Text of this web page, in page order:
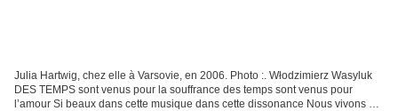
Julia Hartwig, chez elle à Varsovie, en 2006. Photo :. Włodzimierz Wasyluk
DES TEMPS sont venus pour la souffrance des temps sont venus pour
l’amour Si beaux dans cette musique dans cette dissonance Nous vivons du